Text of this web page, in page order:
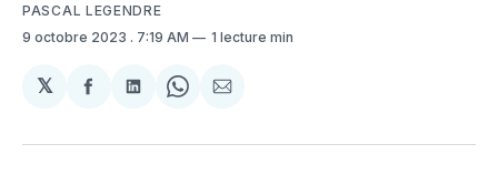
PASCAL LEGENDRE
9 octobre 2023 . 7:19 AM 1 lecture min
𝕏
Partager
Facebook
Partager
LinkedIn
Share
WhatsApp
Partager
Courriel